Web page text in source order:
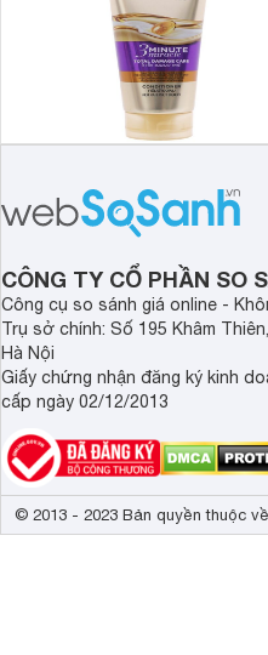
CÔNG TY CỔ PHẦN SO
Công cụ so sánh giá online -
Trụ sở chính: Số 195 Khâm
Hà Nội
Giấy chứng nhận đăng ký kinh
cấp ngày 02/12/2013
© 2013 - 2023 Bản quyền thuộc